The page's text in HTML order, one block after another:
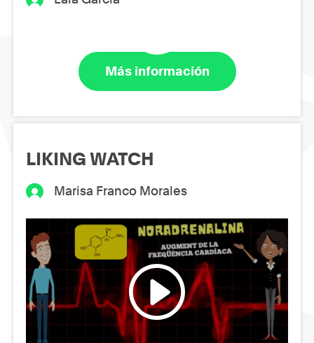
Más información
LIKING WATCH
Marisa Franco Morales